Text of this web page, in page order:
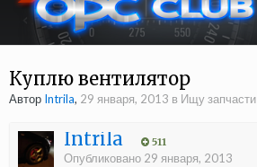
Куплю вентилятор
Автор Intrila, 29 января, 2013 в Ищу запчасти
Intrila 511
Опубликовано 29 января, 2013